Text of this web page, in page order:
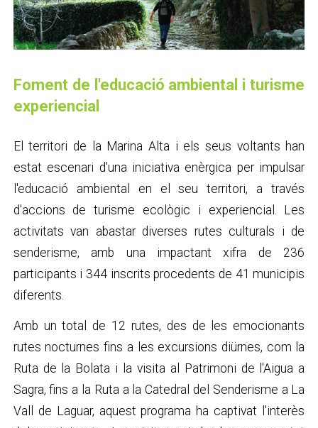
Foment de l'educació ambiental i turisme
experiencial
El territori de la Marina Alta i els seus voltants han
estat escenari d'una iniciativa enèrgica per impulsar
l'educació ambiental en el seu territori, a través
d'accions de turisme ecològic i experiencial. Les
activitats van abastar diverses rutes culturals i de
senderisme, amb una impactant xifra de 236
participants i 344 inscrits procedents de 41 municipis
diferents.
Amb un total de 12 rutes, des de les emocionants
rutes nocturnes fins a les excursions diürnes, com la
Ruta de la Bolata i la visita al Patrimoni de l'Aigua a
Sagra, fins a la Ruta a la Catedral del Senderisme a La
Vall de Laguar, aquest programa ha captivat l'interès